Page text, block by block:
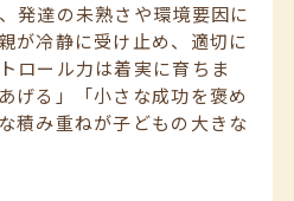
発達の未熟さや環境要因に
が冷静に受け止め、適切に
ロール力は着実に育ちま
げる」「小さな成功を褒め
積み重ねが子どもの大きな